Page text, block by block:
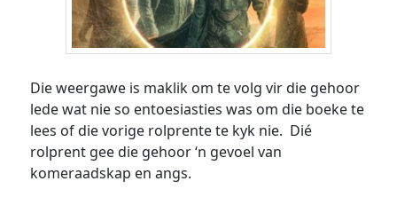
Die weergawe is maklik om te volg vir die gehoor
lede wat nie so entoesiasties was om die boeke te
lees of die vorige rolprente te kyk nie. Dié
rolprent gee die gehoor ‘n gevoel van
komeraadskap en angs.